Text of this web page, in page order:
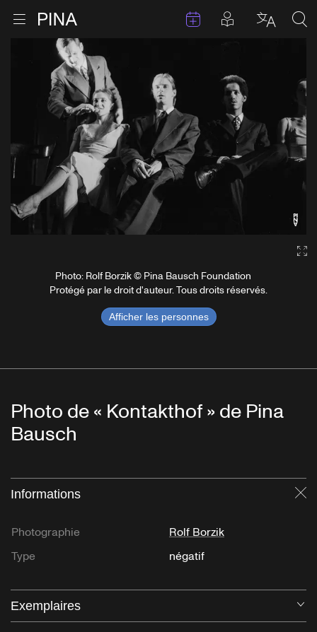
Aller au contenu
Ouvrir le menu Retour à la page d'accueil Évenements
Articles en
Photo: Rolf Borzik © Pina Bausch Foundation
Protégé par le droit d'auteur. Tous droits réservés.
Afficher les personnes
Photo de « Kontakthof » de Pina
Bausch
Informations
Photographie
Rolf Borzik
Type
négatif
Exemplaires